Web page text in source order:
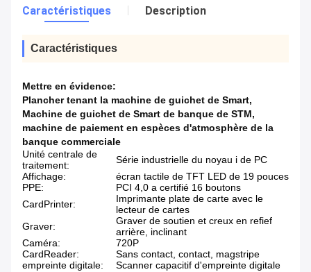
Caractéristiques Description
Caractéristiques
Mettre en évidence:
Plancher tenant la machine de guichet de Smart,
Machine de guichet de Smart de banque de STM,
machine de paiement en espèces d'atmosphère de la
banque commerciale
Unité centrale de
traitement:
Série industrielle du noyau i de PC
Affichage:
écran tactile de TFT LED de 19 pouces
PPE:
PCI 4,0 a certifié 16 boutons
CardPrinter:
Imprimante plate de carte avec le
lecteur de cartes
Graver:
Graver de soutien et creux en refief
arrière, inclinant
Caméra:
720P
CardReader:
Sans contact, contact, magstripe
empreinte digitale:
Scanner capacitif d'empreinte digitale